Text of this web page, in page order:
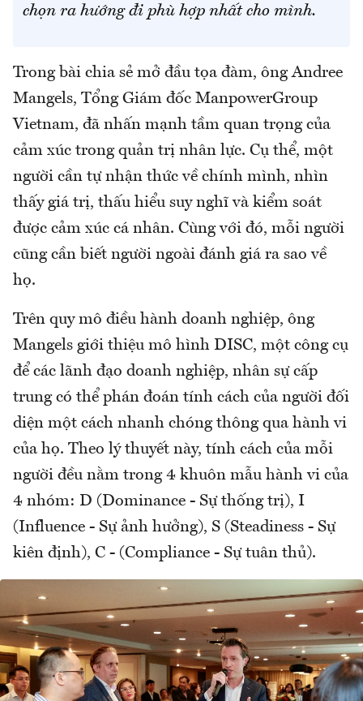
chọn ra hướng đi phù hợp nhất cho mình.
Trong bài chia sẻ mở đầu tọa đàm, ông Andree
Mangels, Tổng Giám đốc ManpowerGroup
Vietnam, đã nhấn mạnh tầm quan trọng của
cảm xúc trong quản trị nhân lực. Cụ thể, một
người cần tự nhận thức về chính mình, nhìn
thấy giá trị, thấu hiểu suy nghĩ và kiểm soát
được cảm xúc cá nhân. Cùng với đó, mỗi người
cũng cần biết người ngoài đánh giá ra sao về
họ.
Trên quy mô điều hành doanh nghiệp, ông
Mangels giới thiệu mô hình DISC, một công cụ
để các lãnh đạo doanh nghiệp, nhân sự cấp
trung có thể phán đoán tính cách của người đối
diện một cách nhanh chóng thông qua hành vi
của họ. Theo lý thuyết này, tính cách của mỗi
người đều nằm trong 4 khuôn mẫu hành vi của
4 nhóm: D (Dominance - Sự thống trị), I
(Influence - Sự ảnh hưởng), S (Steadiness - Sự
kiên định), C - (Compliance - Sự tuân thủ).